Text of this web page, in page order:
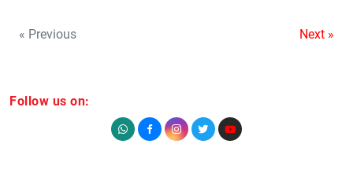
« Previous Next »
Follow us on: